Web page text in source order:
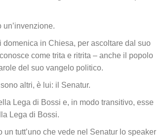
in Chiesa, per ascoltare dal suo
come trita e ritrita – anche il popolo
del suo vangelo politico.
altri, è lui: il Senatur.
Lega di Bossi e, in modo transitivo, esse
Lega di Bossi.
tutt’uno che vede nel Senatur lo speaker